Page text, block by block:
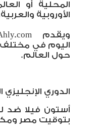
المحلية أو
الأوروبية والعربية
ويقدم
اليوم في
حول العالم.
الدوري الإنجليزي
أستون فيلا ضد
بتوقيت مصر